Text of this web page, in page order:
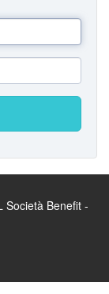
Benefit -